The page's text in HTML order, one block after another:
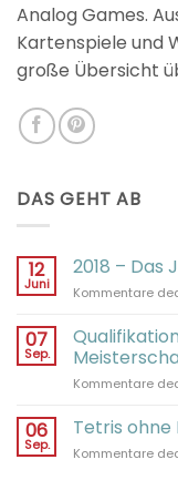
Analog Games.
Kartenspiele und
große Übersicht
DAS GEHT AB
12
Juni
2018 – Das
Kommentare
07
Sep.
Kommentare
06
Sep.
Tetris ohne
Kommentare